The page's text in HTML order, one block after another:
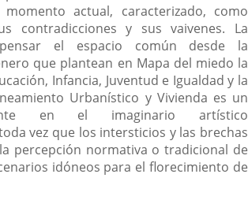
actual, caracterizado, como
contradicciones y sus vaivenes. La
el espacio común desde la
que plantean en Mapa del miedo la
Infancia, Juventud e Igualdad y la
Urbanístico y Vivienda es un
en el imaginario artístico
vez que los intersticios y las brechas
percepción normativa o tradicional de
idóneos para el florecimiento de